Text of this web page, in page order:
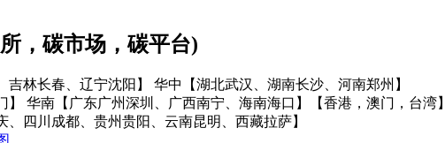
，碳市场，碳平台)
林长春、辽宁沈阳】
华中【湖北武汉、湖南长沙、河南郑州】
华南【广东广州深圳、广西南宁、海南海口】
【香港，澳门，台湾】
、四川成都、贵州贵阳、云南昆明、西藏拉萨】